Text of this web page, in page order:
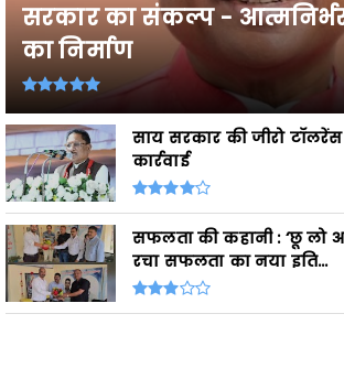
सरकार का संकल्प -
का निर्माण
साय सरकार की जीरो
कार्रवाई
सफलता की कहानी : ‘छू लो
रचा सफलता का नया इति...